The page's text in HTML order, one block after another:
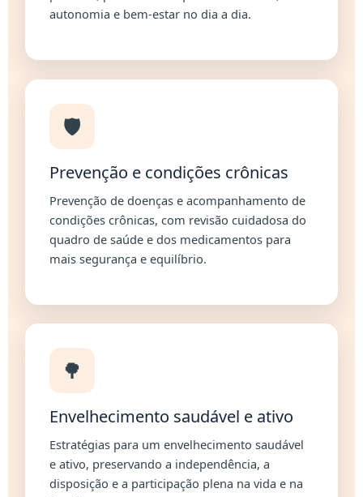
autonomia e bem-estar no dia a dia.
🛡️
Prevenção e condições crônicas
Prevenção de doenças e acompanhamento de
condições crônicas, com revisão cuidadosa do
quadro de saúde e dos medicamentos para
mais segurança e equilíbrio.
🌳
Envelhecimento saudável e ativo
Estratégias para um envelhecimento saudável
e ativo, preservando a independência, a
disposição e a participação plena na vida e na